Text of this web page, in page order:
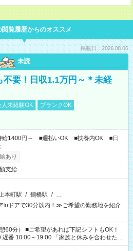
閲覧履歴からのオススメ
掲載日：2026.08.06
未読
要！日収1.1万円～＊未経
人未経験OK
ブランクOK
給1400円～ ■週払いOK ■扶養内OK ■日
あり
支給
本町駅 / 鶴橋駅 / …
toドアで30分以内！≫ご希望の勤務地を紹介
下記シフトもOK！
19:00 「家族と休みを合わせた
て夕飯の準備がしたい」 「できれば残業はし